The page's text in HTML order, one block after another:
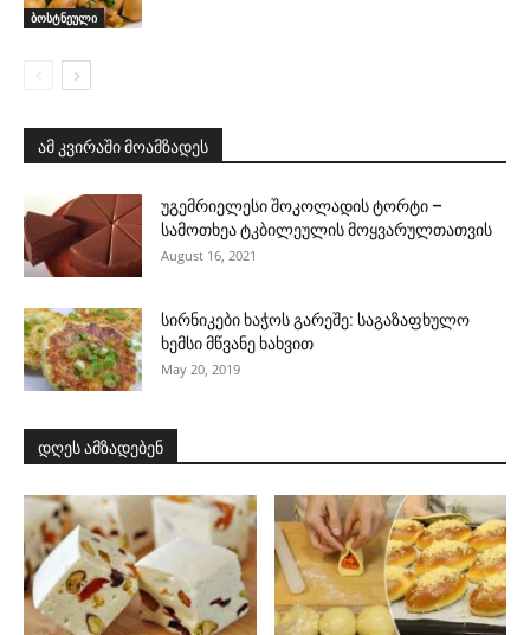
ბოსტნეული
ამ კვირაში მოამზადეს
უგემრიელესი შოკოლადის ტორტი –
სამოთხეა ტკბილეულის მოყვარულთათვის
August 16, 2021
სირნიკები ხაჭოს გარეშე: საგაზაფხულო
ხემსი მწვანე ხახვით
May 20, 2019
დღეს ამზადებენ